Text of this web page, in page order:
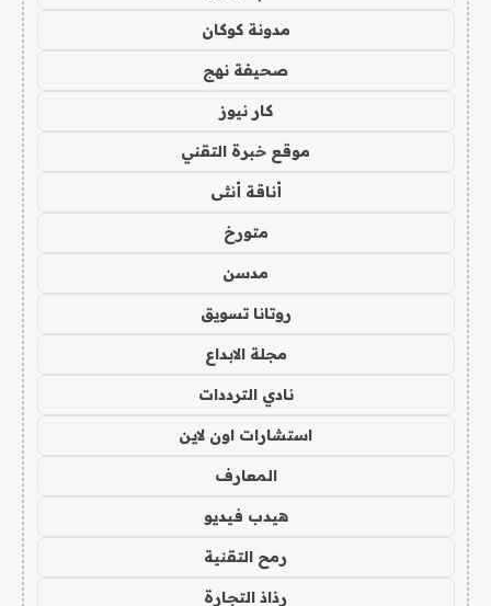
مدونة كوكان
صحيفة نهج
كار نيوز
موقع خبرة التقني
أناقة أنثى
متورخ
مدسن
روتانا تسويق
مجلة الابداع
نادي الترددات
استشارات اون لاين
المعارف
هيدب فيديو
رمح التقنية
رذاذ التجارة